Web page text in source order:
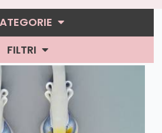
FILTRI